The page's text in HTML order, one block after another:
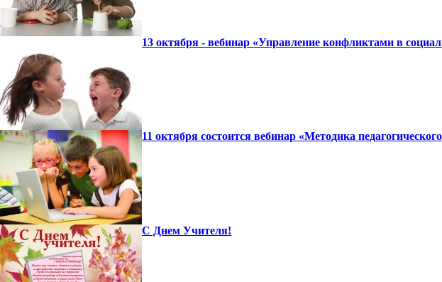
13 октября - вебинар «Управление конфликтами в
11 октября состоится вебинар «Методика
С Днем Учителя!